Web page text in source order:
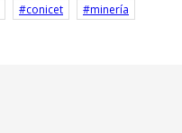
conicet
minería